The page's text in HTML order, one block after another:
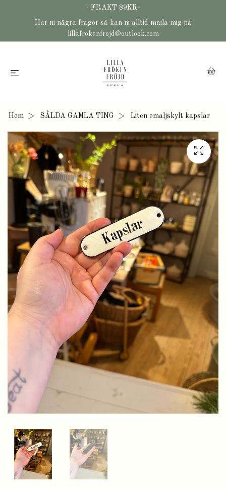
- FRAKT 89KR-
Har ni några frågor så kan ni alltid maila mig på
lillafrokenfrojd@outlook.com
Hem SÅLDA GAMLA TING Liten emaljskylt kapslar